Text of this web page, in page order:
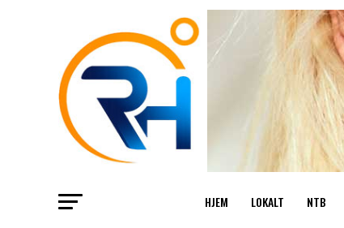
HJEM LOKALT NTB